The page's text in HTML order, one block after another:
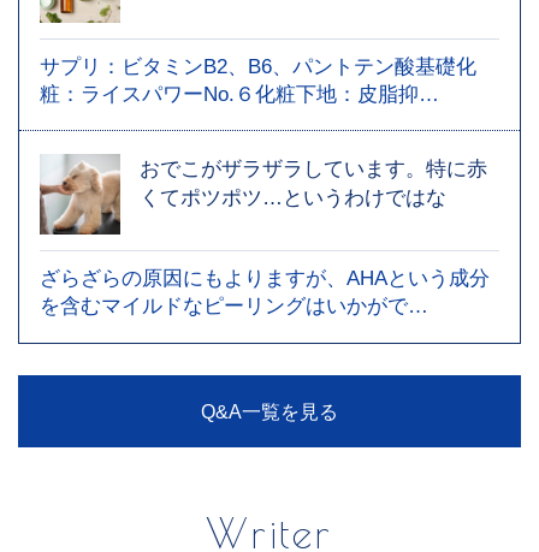
サプリ：ビタミンB2、B6、パントテン酸基礎化
粧：ライスパワーNo.６化粧下地：皮脂抑…
おでこがザラザラしています。特に赤
くてポツポツ…というわけではな
ざらざらの原因にもよりますが、AHAという成分
を含むマイルドなピーリングはいかがで…
Q&A一覧を見る
Writer